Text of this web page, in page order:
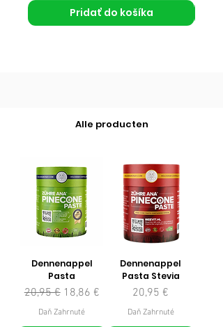
Pridať do košíka
Alle producten
Dennenappel
Pasta
Normálna cena
20,95 € Zľavnená cena
18,86 €
Daň Zahrnuté
Dennenappel
Pasta Stevia
Cena
20,95 €
Daň Zahrnuté